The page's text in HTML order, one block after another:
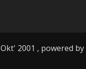
2001 , powered by